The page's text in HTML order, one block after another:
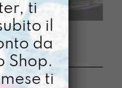
PIPPI
ti
il
da
Shop.
ti